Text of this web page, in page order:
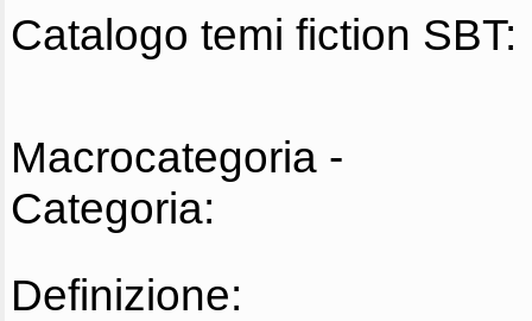
Catalogo temi fiction SBT:
Macrocategoria -
Categoria:
Definizione: